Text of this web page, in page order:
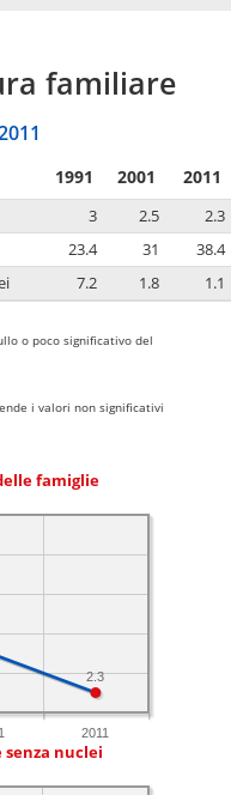
familiare
1991 2001 2011
3 2.5
2.3
23.4 31
38.4
7.2 1.8 1.1
o poco significativo del
i valori non significativi
famiglie
2011
2.3
nuclei